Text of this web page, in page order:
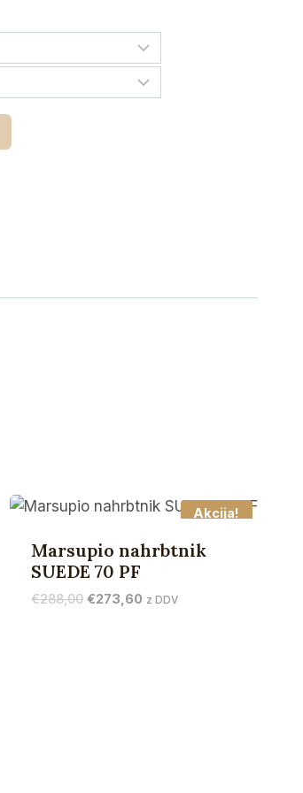
Akcija!
Marsupio nahrbtnik
SUEDE 70 PF
€288,00 Izvirna
€273,60 Trenutna
z DDV